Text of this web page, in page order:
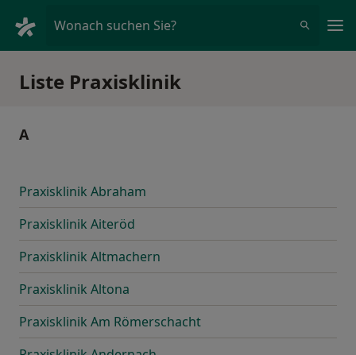
Wonach suchen Sie?
Liste Praxisklinik
A
Praxisklinik Abraham
Praxisklinik Aiteröd
Praxisklinik Altmachern
Praxisklinik Altona
Praxisklinik Am Römerschacht